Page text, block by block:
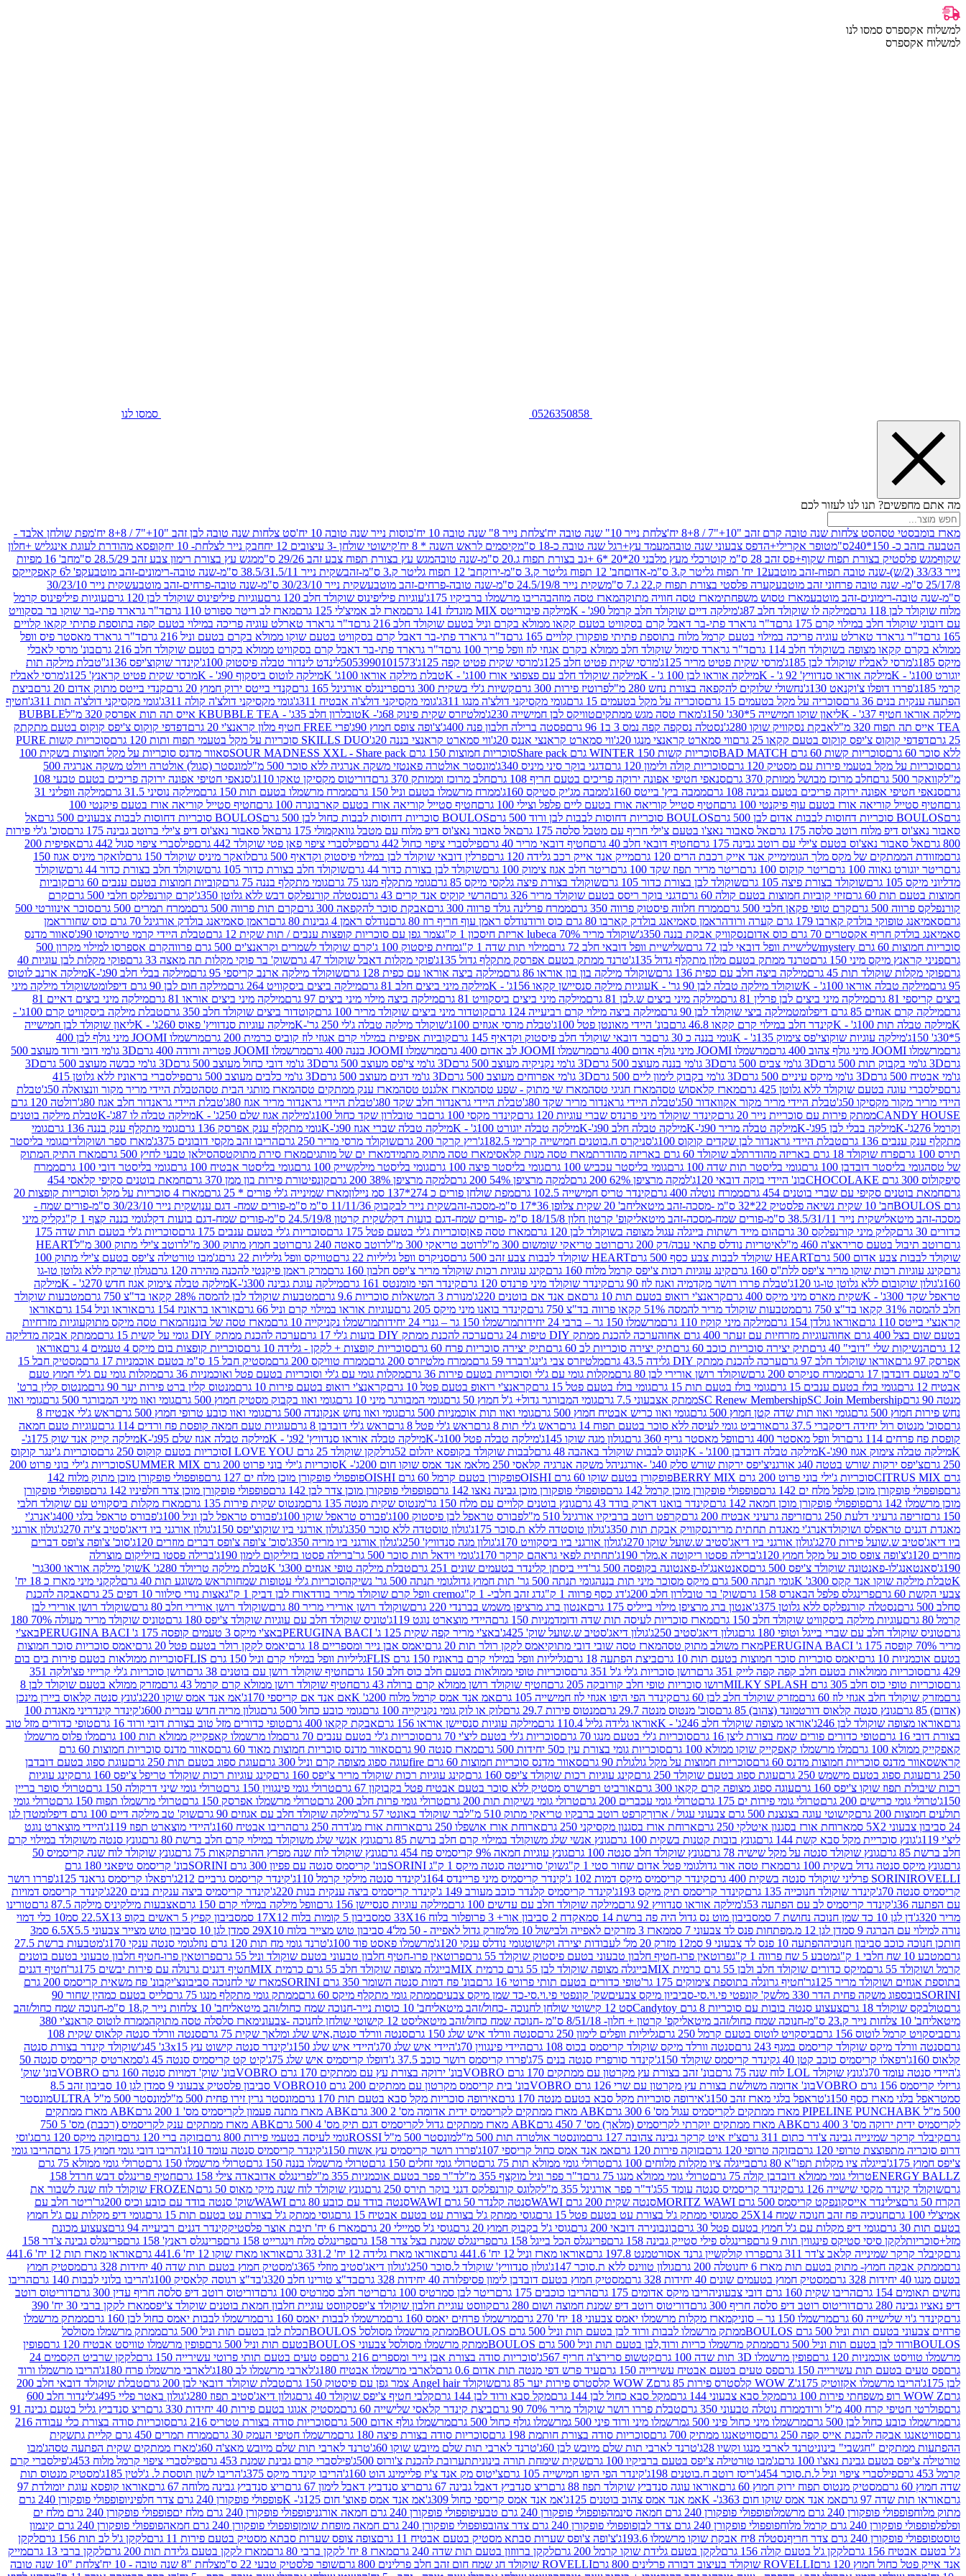
למשלוח אקספרס סמסו לנו
למשלוח אקספרס
0526350858 סמסו לנו
מה אתם מחפשים? תנו לנו לעזור לכם
מארז בומבסטי טסהסט צלחות שנה טובה קרם זהב "10+"7 / 8+8 יח' צלחת נייר 10" שנה טובה יח' צלחת נייר 8" שנה טובה 10 יח' כוסות נייר שנה טובה 10 יח' סט צלחות שנה טובה לבן זהב "10+"7 / 8+8 יח'
מפת שולחן אלבד -
הטבעה בזהב כ- 150*240ס"מ
טופר אקרילי+הדפס צבעוני שנה טובהמעמד עץ+רגל שנה טובה כ-18 ס"מ קיסמים לראש השנה * 8 יח' קישוטי שולחן -3 עיצובים 12 יח חבק נייר לצלחת- 10 יח
קופסא מהודרת לעוגת אינגליש +חלון
שקוףמגש פלסטיק בצורת תפוח שקוף+פס זהב 28 ס"מ קוטר כלי מעץ מלבני 20*20 *6 +גב בצורת תפוח ג.20 ס"מ-שנה טובה מגש עץ בצורת תפוח צבע זהב 29/26 ס"מ מגש עץ בצורת רימון צבע זהב 28.5/29 ס"מ
חב' 16 מפיות
נייר 33/33 (2/ש)-שנה טובה תפוח-זהב מוטבע
12 יח' תפוח גליטר ק.3 ס"מ-אדום חב' 12 תפוח גליטר ק.3 ס"מ-ירוק חב' 12 תפוח גליטר ק.3 ס"מ-זהב שקית נייר 38.5/31.5/11 ס"מ-שנה טובה-רימונים-זהב מוטבע
קפ' ל6 קאפקייקס
25/17/8 ס"מ- שנה טובה פרחוני זהב מוטבע
קערה פלסטי בצורת תפוח ק.22 ג.7 ס"מ שקית נייר 24.5/19/8 ס"מ-שנה טובה-פרחים-זהב מוטבע שקית נייר 30/23/10 ס"מ-שנה טובה-פרחים-זהב מוטבע
שקית נייר 30/23/10
ס"מ-שנה טובה-רימונים-זהב מוטבעמארז טסוש משפחתימארז טסה חוויה מתוקהמארז טסה מוזהבהריבו מרשמלו ברביקיו 175ג' עוגיות פיליפינוס שוקולד חלב 120 גרם עוגיות פיליפינוס שוקולד לבן 120 גרם
עוגיות פיליפינוס קרמל
מלוח שוקולד לבן 118 גרם
מילקה לו שוקולד חלב 87ג' מילקה דיים שוקולד חלב קרמל 90ג' - K מילקה פיבוריטס MIX מונדלז 141 גרם מארז לב אמיצ'לי 125 גרם מארז לב ריטר ספורט 110 גרם
ד"ר גרארד פתי-בר שוקו בר בסקוויט
עם דובוני שוקולד חלב במילוי קרם 175 גרם
ד"ר גרארד פתי-בר דאבל קרם בסקוויט בטעם קקאו ממולא בקרם וניל בטעם שוקולד חלב 216 גרם
ד"ר גרארד טארלט עוגיה פריכה במילוי בטעם קפה בתוספת פתיתי קקאו קלויים
165 גרם
ד"ר גרארד טארלט עוגיה פריכה במילוי בטעם קרמל מלוח בתוספת פתיתי פופקורן קלויים 165 גרם ד"ר גרארד פתי-בר דאבל קרם בסקוויט בטעם שוקו ממולא בקרם בטעם וניל 216 גרם
ד"ר גרארד מאסטר פיס וופל
ממולא בקרם קקאו מצופה בשוקולד חלב 114 גרם
ד"ר גרארד סימול שוקולד חלב ממולא בקרם אגוזי לוז וופל פריך 100 גרם ד"ר גרארד פתי-בר דאבל קרם בסקוויט ממולא בקרם בטעם שוקולד חלב 216 גרם
בונ' מרסי לאבלי
מיקס 185ג'
מרסי לאבליז שוקולד לבן 185ג' מרסי שקית פטיט מריר 125ג' מרסי שקית פטיט חלב 125ג' מרסי שקית פטיט קפה 125ג' 5053990101573לינדט לינדור טבלה פיסטוק 100ג' קינדר שוקוצ'יפס 136ג'
'טבלת מילקה תות
יוגורט 100ג' - K
מילקה אוראו סנדוויץ' 92 ג' - K מילקה אוראו לבן 100 ג' - K מילקה שוקולד חלב עם פצפוצי אורז 100ג' - K טבלת מילקה אוראו 100ג' K מילקה לוטוס ביסקוף 90ג' - K מרסי שקית פטיט קראנץ' 125ג'
מרסי לאבליז
קרמי 185ג'
פררו דופלו צ'וקנאט 130ג' נחשולי שלוקים להקפאה בצורת נחש 280 מ"ל פרוטיז פירות 300 גרם קשיות ג'לי בשקית 300 גרם פרינגלס אורגינל 165 גרם קנדי בייטס ירוק חמוץ 20 גרם קנדי בייטס מתוק אדום 20 גרם
ביצת
הפתעה ענקית בנים 36 גרם
סוכריה על מקל בטעמים 15 גרם סוכריה על מקל בטעמים 15 גרם גומי מקסיקני דולצ'ה מנגו 311ג' גומי מקסיקני דולצ'ה אבטיח 311ג' גומי מקסיקני דולצ'ה קולה 311ג' גומי מקסיקני דולצ'ה תות 311ג'
חטיף
מילקה אוראו חטיף 37ג' - K
ליאון שוקו חמישייה 5*30ג' 150ג' מארז טסה מגש ממתקיםטוויקס לבן חמישייה 230ג' מלטיזרס שקית פינוק 68ג'- K טובלרון חלב 35ג' - K BUBBLE TEA אייס תה תות אפרסק 320 מ"ל
BUBBLE
TEA אייס תה תפוח 320 מ"ל
אבקת נסקוויק שוקו 280ג' נסטלה נסקפה קפה נמס 3 ב1 96 גרם פסטה ברילה חלבון פנה 400ג' צ'ופה צופס חמוץ 90ג' פרי FREE חטיף מלון קראנצ'י 20 גרם
דפדפי קוקוס צ'יפס קוקוס בטעם מתקתק
25 גרם
דפדפי קוקוס צ'יפס קוקוס בטעם קקאו 25 גרם ווי סמארט קראנצי מנגו 20ג' ווי סמארט קראנצי אננס 20ג' ווי סמארט קראנצי בננה 20ג' SKILLS DUO סוכריות על מקל בטעמי תפוח ותות 120 גרם
סוכריות קשות PURE
ללא סוכר 60 גרם
סוכריות קשות 60 גרם BAD MATCH סוכריות קשות WINTER 150 גרם Share pack סוכריות חמוצות 150 גרם SOUR MADNESS XXL - Share pack
סאוור מדנס סוכריות על מקל חמוצות בשקית 100
גרםסוכריות על מקל בטעמי פירות עם מסטיק 120 גרם סוכריות קולה ולימון 120 גרם דגני בוקר סיני מיניס 340ג' מונסטר אולטרה פאנטזי משקה אנרגיה ללא סוכר 500 מ"ל
מונסטר (סגול) אולטרה ויולט משקה אנרגיה 500
מ"לקוואקר 500 גרם חלב מרוכז מבושל ממותק 370 גרם סנאפי חטיפי אפונה ירוקה פריכים בטעם חריף 108 גרם חלב מרוכז וממותק 370 גרם דוריטוס מקסיקן טאקו 110ג'
סנאפי חטיפי אפונה ירוקה פריכים בטעם טבעי 108
גרםסנאפי חטיפי אפונה ירוקה פריכים בטעם גבינה 108 גרם ממבה ביץ' בייטס 160ג' ממבה מג'יק סטיקס 160ג' ממרח מרשמלו בטעם וניל 150 גרם ממרח מרשמלו בטעם תות 150 גרם מילקה נוסיני 31.5 גרם
מילקה וופליני 31
גרםחטיף סטייל קוריאה אורז בטעם עוף פיקנטי 100 גרם חטיף סטייל קוריאה אורז בטעם ליים פלפל וצילי 100 גרם חטיף סטייל קוריאה אורז בטעם קארבונרה 100 גרם
חטיף סטייל קוריאה אורז בטעם פיקנטי 100
גרםBOULOS סוכריות דחוסות לבבות אדום לבן 500 גרם BOULOS סוכריות דחוסות לבבות לבן ורוד 500 גרם BOULOS סוכריות דחוסות לבבות כחול לבן 500 גרם BOULOS סוכריות דחוסות לבבות צבעונים 500 גרם
אל
סאבור נאצ'וס דיפ מלוח רוטב סלסה 175 גרם
אל סאבור נאצ'ו בטעם צ'ילי חריף עם מטבל סלסה 175 גרם אל סאבור נאצ'וס דיפ מלוח עם מטבל גוואקמולי 175 גרם אל סאבור נאצ'וס דיפ צ'ילי ברוטב גבינה 175 גרם
סוכ' ג'לי פירות
800 גרם
אל סאבור נאצ'וס בטעם צ'ילי עם רוטב גבינה 175 גרם חטיף דובאי חלב 40 גרם חטיף דובאי מריר 40 גרם פילסברי ציפוי כחול 442 גרם פילסברי ציפוי פאן פטי שוקולד 442 גרם פילסברי ציפוי סגול 442 גרם
אפיפית 200
גרםמזוודת הממתקים של מקס מלך הגומימייק אנד אייק רכבת הרים 120 גרם מייק אנד אייק רכב גלידה 120 גרם פרלין דובאי שוקולד לבן במילוי פיסטוק וקדאיף 500 גרם לואקר מיניס שוקולד 150 גרם
לואקר מיניס אגוז 150
גרםריטר יוגורט גאווה 100 גרם ריטר קוקוס 100 גרם ריטר מריר תפוז שקד 100 גרם ריטר חלב אגוז צימוק 100 גרם שוקולד לבן בצורת כדור 44 גרם שוקולד חלב בצורת כדור 105 גרם שוקולד חלב בצורת כדור 44 גרם
שוקולד
מדליוני מיקס 105 גרם
שוקולד בצורת פיצה 105 גרם שוקולד לבן בצורת כדור 105 גרם שוקולד בצורת פיצה גלקסי מיקס 85 גרם גומי מתקלף מנגו 75 גרם גומי מתקלף בננה 75 גרם קוביות חמוצות בטעם ענבים 60 גרם
קוביות
חמוצות בטעם תות 60 גרם
זיזי קוביות חמוצות בטעם קולה 60 גרם דגני בוקר ריסס בטעם שוקולד מריר 326 גרם הרשי קוקיס אנד קרים 43 גרם נסטלה קורנפלקס דבש ללא גלוטן 350ג' קרם קורנפלקס חלבי 500 גרם
קרם
קורנפלקס פרווה 500 גרם
קרם טופי פקאן חלבי 500 גרם ממרח חלווה פיסטוק פרווה 350 גרם ממרח פרלינה גולד פרווה 300 גרם אבקת סוכר להקפאה 300 גרם קרם תות פרווה 500 גרם ממרח תמרים 500 גרם
סוכר אינוורטי 500
גרםסאמיאנג טופוקי בולדק קארבו 179 גרם קערה ורודה ראמן סאמיאנג בולדק קארבו 80 גרם כוס ורוד נודלס ראמן עוף חריף רוז 80 גרם נודלס ראמן 4 גבינות 80 גרם ראמן סאמיאנג בולדק אורגינל 70 גרם כוס שחור
ראמן
סאמיאנג בולדק חריף אקסטרים 70 גרם כוס אדום
נסקוויק אבקת בננה 350ג' שוקולד מריר 70% lubeca אריזת חיסכון 1 ק"ג צמר גפן עם סוכריות קופצות ענבים / תות שקית 12 גרם טבלת היידי קרמי טירמיסו 90ג'
סאוור מדנס
סוכריות חמוצות 60 גרם mystery
שלישיית וופל דובאי לבן 72 גרם שלישיית וופל דובאי חלב 72 גרם מילוי תות שדה 1 ק"ג מחית פיסטוק 100 ג' קרם שוקולד לשמרים וקראנצ'ים 500 גרם פרווה
קרם אספרסו למילוי מקרון 500
גרםפניני קראנץ מיקס מיני 150 גרם טרנד ממתק בטעם מלון מתקלף גדול 135ג' טרנד ממתק בטעם אפרסק מתקלף גדול 135ג' פוקי מקלות דאבל שוקולד 47 גרם שוק' בר פוקי מקלות תה מאצה 33 גרם
פוקי מקלות לבן עוגיות 40
גרםפוקי מקלות שוקולד תות 45 גרם מילקה ביצה חלב עם כפית 136 גרם שוקולד מילקה בון בון אוראו 86 גרם מילקה ביצה אוראו עם כפית 128 גרם שוקולד מילקה ארנב קריספי 95 גרם מילקה בבלי חלב 90ג'-K
מילקה ארנב לוטוס
95 גרם
מילקה טבלה אוראו 100ג' - K שוקולד מילקה טבלה לבן 90 גר' - K עוגיות מילקה סנסיישן קקאו 156ג' - K מילקה מיני ביצים חלב 81 גרם מילקה ביצים ביסקוויט 264 גרם מילקה חום לבן 90 גרם דיפלומט
שוקולד מילקה מיני
ביצים קריספי 81 גרם
מילקה מיני ביצים לבן פרלין 81 גרם מילקה מיני ביצים ש.לבן 81 גרם מילקה מיני ביצים ביסקוויט 81 גרם מילקה ביצה מילוי מיני ביצים 97 גרם מילקה מיני ביצים אוראו 81 גרם
מילקה מיני ביצים דאיים 81
גרםמילקה קרם אגוזים 85 גרם דיפלומט מילקה ביצי שוקולד לבן 90 גרם מילקה ביצה מילוי קרם רביעייה 124 גרם קוטדור מיני ביצים שוקולד מריר 100 גרם קוטדור ביצים שוקולד חלב 350 גרם
טבלת מילקה ביסקוויט קרם 100ג' -
Kמילקה טבלה תות 100ג' - K קינדר חלב במילוי קרם קקאו 46.8 גרם בונ' היידי מאונטן פטל 100ג' טבלת מרסי אגוזים 100ג' שוקולד מילקה טבלה ג'לי 250 גר'-K מילקה עוגיות סנדוויץ' פאוס 260ג' - K
ליאון שוקולד לבן חמישייה
5*30ג' 150ג'
מילקה עוגיות שוקוצי'פס צימוק 135ג' - K גומי בננה כ 30 גרם בר דובאי שוקולד חלב פיסטוק וקדאיף 145 גרם קוביות אפיפית במילוי קרם אגוזי לוז קוביס כרמית 200 גרם
מרשמלו JOOMI מיני גולף לבן 400
גרםמרשמלו JOOMI מיני גולף צהוב 400 גרם מרשמלו JOOMI מיני גולף אדום 400 גרם מרשמלו JOOMI לב אדום 400 גרם מרשמלו JOOMI בננה 400 גרם מרשמלו JOOMI פטריה ורודה 400 גרם
3D גו'מי דובי ורוד מעוצב 500
גרם3D גו'מי בקבוק תות 500 גרם 3D גו'מי צבים 500 גרם 3D גו'מי בננה מעוצב 500 גרם 3D גו'מי נקניקיה מעוצב 500 גרם 3D גו'מי צי'פס מעוצב 500 גרם 3D גו'מי דובי כחול מעוצב 500 גרם 3D גו'מי כבשה מעוצב 500 גרם
3D
גו'מי אבטיח 500 גרם
3D גו'מי מיקס עיניים 500 גרם 3D גו'מי בקבוק לימון ליים 500 גרם 3D גו'מי אפרוחים מעוצב 500 גרם 3D גו'מי דגים מעוצב 500 גרם 3D גו'מי כלבים מעוצב 500 גרם
פילסברי בראוניז ללא גלוטן 415
גרםפילסברי עוגה בטעם שוקולד ללא גלוטן 425 גרם מארז קלאסוש טסהמארז חגיגי טסהמארז שי מתוק - שפע טסהמארז אלגנט טסהמארז ענק ממתקים טסהמארז מותגי הבית טסהטבלת היידי מריר מקור וונצואלה 50ג'
טבלת
היידי מריר מקור מקסיקו 50ג'
טבלת היידי מריר מקור אקוואדור 50ג' טבלת היידי גראנדור מריר שקד 80ג' טבלת היידי גראנדור חלב שקד 80ג' טבלת היידי גראנדור מריר אגוז 80ג' טבלת היידי גראנדור חלב אגוז 80ג'
רולטה 120 גרם
CANDY HOUSEממתק פירות עם סוכריית נייר 20 גרם קינדר שוקולד מיני פרנדס שברי עוגיות 120 גרם קינדר מקסי 100 גרם בר טובלרון שקד כחול 100ג' מילקה אגוז שלם 250ג' - K מילקה טבלה לו 87ג'-K
טבלת מילקה בוטנים
וקרמל 276ג'-K
מילקה בבלי לבן 95ג'-K מילקה טבלה מריר 90ג'-K מילקה טבלה חלב 90ג'-K מילקה טבלה יוגורט 100ג' - K מילקה טבלה שברי אגוז 90ג'-K גומי מתקלף ענק אפרסק 136 גרם גומי מתקלף ענק בננה 136 גרם
גומי
מתקלף ענק ענבים 136 גרם
טבלת היידי גראנדור לבן שקדים קוקוס 100ג' סניקרס ח.בוטנים חמישייה קרימי 182.5ג' ריץ קרקר 200 גרם שוקולד מרסי מריר 250 גרם הריבו זהב מקסי דובונים 375ג' מארז ספר ושוקולדיםגומי בליסטר
תירס 100 גרם
פרח שוקולד 18 גרם באריזה מהודרת לב שוקולד 60 גרם באריזה מהודרת מארז טסה מנות קלאסימארז טסה מתוק מתמידמארז ים של מותגיםמארז סירת מתוקטסהסילאן טבעי לחיץ 500 גרם
מארז התיק המתוק
של טסהגומי בליסטר דובדבן 100 גרם גומי בליסטר תות שדה 100 גרם גומי בליסטר עכביש 100 גרם גומי בליסטר פיצה 100 גרם גומי בליסטר מילקשייק 100 גרם גומי בליסטר אבטיח 100 גרם גומי בליסטר דובי 100 גרם
ממרח
סיפקולוס 300 גרם CHOCOLAKE
בונ' היידי בוקה דובאי 120ג' למקה מרציפן 62% 200 גרם למקה מרציפן 54% 200 גרם למקה מרציפן 38% 200 גרם קונפיטורת פירות בון ממן 370 גרם
חמאת בוטנים סקיפי קלאסי 454
גרםחמאת בוטנים סקיפי עם שברי בוטנים 454 גרם ממרח נוטלה 400 גרם קינדר טריס חמישייה 102.5 גרם מפת שולחן פורים כ 274*137 סמ ניילון מארז שמינייה ג'לי פורים * 25 גרם
מארז 4 סוכריות על מקל וסוכריות קופצות 20
גרם BOULOS
חב' 10 שקית נשיאה פלסטיק 22*32 ס"מ -מסכה-זהב מיטאלי חב' 20 שקית צלופן 36*17 ס"מ-מסכה-זהב שקית נייר לבקבוק 11/11/36 ס"מ ס"מ-פורים שמח- דגם ענן
שקית נייר 30/23/10 ס"מ-פורים שמח -
מסכה-זהב מיטאלישקית נייר 38.5/31/11 ס"מ-פורים שמח-מסכה-זהב מיטאלי קופ' קרטון חלון 18/15/8 ס"מ -פורים שמח-דגם בועות דקל שקית קרטון 24.5/19/8 ס"מ-פורים שמח-דגם בועות דקל גומי בננה קצף 1 ק"ג
קליק מיני
כדורים 30 גרם
קליק מיני קורנפלקס 30 גרם הום מייד רשתות בייגלה עגול מצופה בשוקולד לבן 120 גרם מארז טסה פאןסוכריות ג'לי בטעם פטל 175 גרם סוכריות ג'לי בטעם ענבים 175 גרם
סוכריות ג'לי בטעם תות שדה 175
גרםרוטב תיבול בטעם סריראצ'ה 460 מ"ל איטריות נודלס פתאי עבה/דק 200 גרם רוטב טריאקי שומשום 300 מ"ל רוטב טריאקי 300 מ"ל רוטב סאטה 240 גרם רוטב חמוץ מתוק 300 מ"ל רוטב צ'ילי מתוק 300 מ"ל
HEART
שוקולד לבבות צבע אדום 500 גרם
HEART שוקולד לבבות צבע כסף 500 גרם HEART שוקולד לבבות צבע זהב 500 גרם סניקרס וופל גליליות 22 גרם טוויקס וופל גליליות 22 גרם
ג'מבו טורטילה צ'יפס בטעם צ'ילי מתוק 100
גרםקינג עוגיות רכות שוקו מריר צ'יפס ללת''ס 160 גרם קינג עוגיות רכות צ'יפס קרמל מלוח 160 גרם קינג עוגיות רכות שוקולד מריר צ'יפס חלבון 160 גרם מרק ראמן פיקנטי להכנה מהירה 120 גרם
גולון שרקיז ללא גלוטן טו-גו
160ג' גולון שוקובום ללא גלוטן טו-גו 120ג' טבלת פררו רושר מקדמיה ואגוז לוז 90 גרם קינדר שוקולד מיני פרנדס 120 גרם קינדר הפי מומנטס 161 גרם מילקה עוגת גבינה 300ג'-K מילקה טבלה צימוק אגוז חדש 270ג' - K
מילקה
טראפל שקד 300ג' - K
שקית מארס מיני מיקס 400 גרם קראנצ'י רואופ בטעם תות 10 גרם אם אנד אם בוטנים 220ג' מנורת 3 המשאלות סוכריות 9.6 גרם מטבעות שוקולד לבן להמסה 28% קקאו בד"צ 750 גרם
מטבעות שוקולד
חלב להמסה 31% קקאו בד"צ 750 גרם
מטבעות שוקולד מריר להמסה 51% קקאו פרווה בד"צ 750 גרם קינדר בואנו מיני מיקס 205 גרם עוגיות אוראו במילוי קרם וניל 66 גרם אוראו בראוניז 154 גרם אוראו וניל 154 גרם
אוראו
קראנצ'י בייטס 110 גרם
אוראו גולדן 154 גרם מילקה מיני קוקיז 110 גרם מרשמלו 150 גר – ברבי 24 יחידות מרשמלו 150 גר – גנרי 24 יחידות מרשמלו נקניקייה 10 גרם מארז טסה של בוננזהמארז טסה מיקס מתוקעוגיות מזרחיות
בטעם שום בצל 400 גרם אחוה
עוגיות מזרחיות עם זעתר 400 גרם אחוה ערכה להכנת ממתק DIY טיפות 24 גרם ערכה להכנת ממתק DIY בועות ג'לי 17 גרם ערכה להכנת ממתק DIY גומי על קשית 15 גרם
ממתק אבקה מדליקה
12 גרם
הנשיקות שלי "דובי" 40 גרם תיק יצירה סוכריות כוכב 60 גרם תיק יצירה סוכריות לב 60 גרם תיק יצירה סוכריות פרח 60 גרם סוכריות קופצות + לקקן - גלידה 10 גרם סוכריות קופצות בום מיקס 4 טעמים 4 גרם
אוראו
אפרסק 97 גרם
אוראו שוקולד חלב 97 גרם ערכה להכנת ממתק DIY גלידה 43.5 גרם מלטיזרס צבי ג'ינג'רברד 59 גרם ממרח מלטיזרס 200 גרם ממרח טוויקס 200 גרם מסטיק חבל 15 ס"מ בטעם אוכמניות 17 גרם
מסטיק חבל 15
ס"מ בטעם דובדבן 17 גרם
ממרח סניקרס 200 גרם שוקולד רושן אורירי לבן 80 גרם מקלות גומי עם ג'לי וסוכריות בטעם פירות 36 גרם מקלות גומי עם ג'לי וסוכריות בטעם פטל ואוכמניות 36 גרם
מקלות גומי עם ג'לי חמוץ טעם
אבטיח 12 גרם
גומי בולז בטעם ענבים 15 גרם גומי בולז בטעם תות 15 גרם גומי בולז בטעם פטל 15 גרם קראנצ'י רואופ בטעם פטל 10 גרם קראנצ'י רואופ בטעם פירות 10 גרם מנטוס קלין ברט פירות יער 90 גרם
מנטוס קלין ברט'
מנטה 90 גרם
SC Renew MembershipSC Join Membership ממתק אצבעוני 7.5 גרם גומי המבורגר גדול+ ג'ל חמוץ 50 גרם גומי המבורגר מיני 10 גרם גומי ואוו בקבוק מסטיק חמוץ 500 גרם גומי ואוו מיני המבורגר 500 גרם
גומי ואוו
נחש פירות חמוץ 500 גרם
גומי ואוו תות שדה קטן חמוץ 500 גרם גומי ואוו כריש אבטיח חמוץ 500 גרם גומי ואוו תות אוכמניות 500 גרם גומי ואוו נחש אנקונדה 500 גרם גומי ואוו כובע טרופי חמוץ 500 גרם
ראש ג'לי אבטיח 8
גרםסוכ' מנטוס רול יחידה דיסקברי 37.5 גרם אורביט גומי לעיסה ללא סוכר בטעם תפוח 14 גרם ראש ג'לי תות 8 גרם ראש ג'לי פטל 8 גרם ראש ג'לי דובדבן 8 גרם עוגיות טעם חמאה קופסת פח ורדים 114 גרם
עוגיות טעם חמאה
קופסת פח פרחים 114 גרם
רול וופל מאסטר 400 גרם וופל מאסטר גריף 360 גרם גולון מגה שוקו 145ג' מילקה טבלה פטל 100ג'-K מילקה טבלה אוראו סנדוויץ' 92ג' - K מילקה טבלה אגוז שלם 95ג'-K
מילקה קייק אנד שוק 175ג'-
Kמילקה טבלה צימוק אגוז 90ג'-K מילקה טבלה דובדבן 100ג' - K קונוס לבבות שוקולד באהבה 48 גרם לבבות שוקולד בקופסא יהלום 52גר לקקן שוקולד 25 גרם I LOVE YOU סוכריות בטעם קוקוס 250 גרם
סוכריות ג'ינגר קוקוס
250 גרם
צ'יפס ירקות שורש בטטה 40ג אורגני צ'יפס ירקות שורש סלק 40ג' -אורגני הל משקה אנרגיה קלאסי 250 מל אמ אנד אמס שוקו חום 200ג'- K סוכריות ג'ילי בוני פרוט 200 גרם SUMMER MIX
סוכריות ג'ילי בוני פרוט 200
גרם CITRUS MIX
סוכריות ג'ילי בוני פרוט 200 גרם BERRY MIX פופקורן בטעם שוקו 60 גרם OISHI פופקורן בטעם קרמל 60 גרם OISHI פופפולי פופקורן מוכן מלח ים 127 גרם
פופפולי פופקורן מוכן מתוק מלוח 142
גרםפופפולי פופקורן מוכן פלפל מלח ים 142 גרם פופפולי פופקורן מוכן קרמל 142 גרם פופפולי פופקורן מוכן גבינה נאצו 142 גרם פופפולי פופקורן מוכן צדר לבן 142 גרם פופפולי פופקורן מוכן צדר חלפיניו 142 גרם
פופפולי פופקורן
מוכן מרשמלו 142 גרם
פופפולי פופקורן מוכן חמאה 142 גרם קינדר בואנו דארק בודד 43 גרם גונץ בוטנים קלויים עם מלח 150 גר' מנטוס שקית מנטה 135 גרם מנטוס שקית פירות 135 גרם
מארז מקלות ביסקוויט עם שוקולד חלבי
150 גרם
זריפה גרעיני דלעת 250 גרם זריפה גרעיני אבטיח 200 גרם קרפט רוטב ברביקיו אורגינל 510 מ"ל פבורס טראפל לבן פיסטוק 100ג' פבורס טראפל שוקו 100ג' פבורס טראפל לבן וניל 100ג' פבורס טראפל בלגי 400ג'
אנרג'י
מאגדת דגנים טראפלס ושוקולדאנרג'י מאגדת תחתית מרירנסקוויק אבקת תות 350ג' גולון טוסטדה ללא ת.סוכר 175ג' גולון טוסטדה ללא סוכר 350ג' גולון אורגני ביו שוקוצ'יפס 150ג' גולון אורגני ביו דיאג'סטיב צ'יה 270ג'
גולון אורגני
ביו דיאג'סטיב ש.שועל פירות 270ג'
גולון אורגני ביו דיאג'סטיב ש.שועל שוקו 270ג' גולון אורגני ביו ביסקוויט 170ג' גולון מגה סנדוויץ' 250ג' גולון אורגני ביו מריה 350ג' סוכ' צ'ופה צ'ופס דברים מוזרים 120ג'
סוכ' צ'ופה צ'ופס דברים
מוזרים 120ג'
צ'ופה צופס סוכ על מקל חמוץ 120ג' ברילה פסטו ריקוטה א.מלך 190ג' תחתית לפאי גראהם קרקר 170ג' גומי וידאל תות סוכר 500 גר' ברילה פסטו בזיליקום לימון 190ג'
ברילה פסטו בזיליקום מוצרלה
190ג' סאנטאנג'לו-פאנטונה שוקולד צ'יפס 500 גרם סאנטאנג'לו-פאנטונה בקופסה 500 גר' דיי ביסתן קלינדר בטעמים שונים 251 גרם טבלת מילקה טופי אגוזים 300ג' K טבלת מילקה טריולד 280ג' K
שוק' מילקה אוראו 300גר'
Kטבלת מילקה שוקו אנד קקס 300ג' K גומי תנתה 500 גרם מיקס מסוכר מיני תות בננה גומי תנתה 500 גר' תות חמוץ גדול גומי תנתה 500 גר' נשיקה סוכריות ג'לי עטופות שמחותראש משוגע תות 40 גרם
לקקני מיני מארז כ 18 יח'
צבעי הקשת 60 גרם
פרינגלס פלפל הבאנרס 158 גרם שוק' בר טובלרון חלב 200ג' דג כסף פרווה 1 ק"ג דג זהב חלבי- 1 ק"ג cremo וופל קרם שוקולד מריר בודד אורז לבן דביק 1 ק"ג אצות נורי סילוור 10 דפים 25 גרם
אבקה להכנת
סחלב 500 גרם
נסטלה קורנפלקס ללא גלוטן 375ג' אנטון ברג מרציפן מילוי בייליס 175 גרם אנטון ברג מרציפן משמש בברנדי 220 גרם שוקולד רושן אורירי מריר 80 גרם שוקולד רושן אורירי חלב 80 גרם
שוקולד רושן אורירי לבן
קרמל 80 גרם
עוגיות מילקה ביסקוויט שוקולד חלב 150 גרם מארז סוכריות לעיסה תות שדה ודומדמניות 150 גרם היידי מוצארט נוגט 119ג' טוניס שוקולד חלב עם עוגיות שוקולד צ'יפס 180 גרם
טוניס שוקולד מריר מעולה 70% 180
גרםטוניס שוקולד חלב עם שברי בייגל וטופי 180 גרם גולון דיאג'סטיב 250ג' גולון דיאג'סטיב ש.שועל שוק' 425ג' באצ'י מריר קפה שקית 125 ג' PERUGINA BACI באצ'י מיקס 3 טעמים קופסה 175 ג' PERUGINA BACI
באצ'י
מריר 70% קופסה 175 ג' PERUGINA BACI
מארז משולב מתוק טסהמארז טסה שובי דובי מתוקיאמס לקקן רולר תות 20 גרם יאמס אבן נייר ומספריים 18 גרם יאמס לקקן רולר בטעם פטל 20 גרם
יאמס סוכריות סוכר חמוצות
בטעם אוכמניות 10 גרם
יאמס סוכריות סוכר חמוצות בטעם תות 10 גרם ביצת הפתעה 18 גרם גליליות וופל במילוי קרם בראוניז 150 גרם FLIS גליליות וופל במילוי קרם וניל 150 גרם FLIS
סוכריות ממולאות בטעם פירות בים בום
429 גרם
סוכריות ממולאות בטעם חלב קפה קפה לייק 351 גרם רושן סוכריות ג'לי ג'ל 351 גרם סוכריות טופי ממולאות בטעם חלב כוס חלב 150 גרם חטיף שוקולד רושן עם בוטנים 38 גרם
רושן סוכריות ג'לי קרייזי פצ'ולקה 351
גרםסוכריות טופי כוס חלב 305 גרם MILKY SPLASH רושו סוכריות טופי חלב קורובקה 205 גרם חטיף שוקולד רושן ממולא קרם ברולה 43 גרם חטיף שוקולד רושן ממולא קרם קרמל 43 גרם
מזרק ממולא בטעם שוקולד לבן 8
גרםמזרק שוקולד חלב אגוזי לוז 60 גרם מזרק שוקולד חלב לבן 60 גרם קינדר הפי היפו אגוזי לוז חמישייה 105 גרם אמ אנד אמס קרמל מלוח 200ג' K אם אנד אם קריספי 170ג' אמ אנד אמס שוקו 220ג'
גונץ סנטה קלאוס ביירן מינכן
(אדום) 85 גרם
גונץ סנטה קלאוס דורטמונד (צהוב) 85 גרם סוכ' מנטוס מנטה 29.7 גרם מנטוס פירות 29.7 גרם לוק או לוק גומי נקניקייה 100 גרם גומי כובע כחול 500 גרם גולון מריה חדש עברית 600ג'
קינדר קינדריני מאגדת 100
גרםאוראו מצופה שוקולד לבן 246ג' אוראו מצופה שוקולד חלב 246ג' - K אוראו גלידה גליל 110.4 גרם מילקה עוגיות סנסיישן אוראו 156 גרם אבקת קקאו 400 גרם טופי כדורים מזל טוב בצורת דובי ורוד 16 גרם
טופי כדורים מזל טוב
בצורת דובי 16 גרם
טופי כדורים פורים שמח בצורת ליצן 16 גרם סוכריות ג'לי בטעם מנגו 70 גרם סוכריות ג'לי בטעם ליצ'י 70 גרם סוכריות ג'לי בטעם ענבים 70 גרם מלו מרשמלו קאפקייק ממולא תות 100 גרם
מלו פלוס מרשמלו
קאפקייק ממולא 100 גרם
מלו מרשמלו קאפקייק שוקו ממולא 100 גרם סוכריות גומי בצורת עין כ50 יחידות 500 גרם מארז סנטה 90 גרם סאוור מדנס סוכריות חמוצות מאוד 60 גרם
סאוור מדנס סוכריות חמוצות 60 גרם
קראשסאוור מדנס סוכריות חמוצות מדנס 60 גרם סוכריות חמוצות על מקל גולגולת 90 גרם סאוור מדנס סוכריות חמוצות 60 גרם fire עוגה ספוג מצופה קרם וניל 300 גרם עוגת ספוג בטעם תות 250 גרם
עוגת ספוג בטעם דובדבן
250 גרם
עוגת ספוג בטעם מישמש 250 גרם עוגת ספוג בטעם שוקולד 250 גרם קינג עוגיות רכות שוקולד צ'יפס 160 גרם קינג עוגיות רכות שוקולד מריר צ'יפס 160 גרם קינג עוגיות רכות שוקולד טריפל צ'יפס 160 גרם
קינג עוגיות
רכות שיבולת תפוז שוקו צ'יפס 160 גרם
עוגה ספוג מצופה קרם קקאו 300 גרם אורביט רפרשרס מסטיק ללא סוכר בטעם אבטיח פטל בקבוקון 67 גרם טרולי גומי פינגווין 150 גרם טרולי גומי שיני דרקולה 150 גרם
טרולי סופר בריין
150ג' טרולי גומי כרישים 200 גרם טרולי גומי פירות ים 175 גרם טרולי גומי עכברים 200 גרם טרולי גומי נשיקות תות 200 גרם טרולי גומי פרות חלב 200 גרם טרולי מרשמלו אפרסק 150 גרם טרולי מרשמלו תפוח 150 גרם
טרולי גומי
תולעים חמוצות 200 גרם
קישוטי עוגה בצנצנת 500 גרם צבעוני עגול / ארוך קרפט רוטב ברבקיו טריאקי מתוק 510 מ"ל בר שוקולד באונטי 57 גר' מילקה שוקולד חלב עם אגוזים 90 גרם שוק' טב מילקה דיים 100 גרם דיפלומט
דן לגן
24 סביבון צבעוני 5X2 סמ
ארוחת אורז בסגנון איטלקי 250 גרם ארוחת אורז בסגנון מקסיקני 250 גרם ארוחת אורז אושפלו 250 גרם ארוחת אורז מג'דרה 250 גרם הריבו אבטיח 160ג' היידי מוצארט תפוז 119ג'
היידי מוצארט נוגט
ליצ'י 119ג'
גונץ סוכריית מקל סבא קשת 144 גרם גונץ בובות קטנות בשקית 100 גרם גונץ אנשי שלג משוקולד במילוי קרם חלב ברשת 85 גרם גונץ אנשי שלג משוקולד במילוי קרם חלב ברשת 80 גרם
גונץ סנטה משוקולד במילוי קרם
חלב ברשת 85 גרם
גונץ שוקולד סנטה על מקל שישיה 78 גרם גונץ שוקולד חלב סנטה 100 גרם גונץ עוגיות חמאה 9% קריסמיס פח 454 גרם גונץ שוקולד לוח שנה מפרץ ההרפתקאות 75 גרם
גונץ שוקולד לוח שנה קריסמיס 50
גרםגונץ מיקס סנטה גדול בשקית 100 גרם מארז טסה אור גדולגומי פטל אדום שחור סטי 1 ק"ג שוק' סורינטה סנטה מיקס 1 ק"ג SORINI בונ' קריסמס סנטה עם פפיון 300 גרם SORINI
בונ' קריסמס טיפאני 180 גרם
SORINIROVELLI פרליני שוקולד סנטה בשקית 400 גרם קינדר קריסמיס מיקס דמות 102 ג' קינדר קריסמיס מיני פריינדס 164ג' קינדר סנטה מילקי קרמל 110ג' קינדר קריסמס גרביים 212ג' רפאלו קריסמס גראנד 125ג'
פררו רושר
קריסמיס סנטה 70ג'
קינדר שוקולד חנוכייה 135 גרם קינדר קריסמס תיק מיקס 193ג' קינדר קריסמיס קלנדר כוכב מעורב 149 ג' קינדר קריסמיס ביצה ענקית בנות 220ג' קינדר קריסמיס ביצה ענקית בנים 220ג'
קינדר קריסמס דמויות
עם הפתעה 36ג'
קינדר קריסמיס לב עם הפתעה 53ג' מילקה אוראו סנדוויץ 92 גרם מילקה שוקולד חלב עם עדשים 100 גרם מילקה עוגיות סנסיישן 156 גרם וופל מילקה במילוי קרם 150 גרם אצבעות מילקיניס מילקה 87.5 גרם
טורינו
מריר 320ג'
דן לגן 10 כד שמן חנוכה נחושת 7 סמ סביבון מוט נס גדול היה פה ברשת 14 סמ אקדח 2 סביבון אור+ 3 פרופלור בלוח 33X16 סמ סביבון 5 קומות בלוח 17X12 סמ סביבון קפיץ 5 ראשים בקופ 22.5X13 סמ
10 כלי דמוי
נורה למילוי עם הברגה 9 סמ
דן לגן 12 מ.מפתחות פנס לד צבעוני 7 סמ מארז 3 מזרקים לאפייה ולבישול 10 מל' מזרק גדול לאפייה - 50 מל' 4 סביבון טוש מצייר בלוח 29X10 סמ דן לגן 10 סביבון טוש מצייר צבעוני 6.5X5.5 סמ
3
חותכן חנוכה כוכב סביבון חנוכיההפתעה 10 פנס לד צבעוני 9 סמ 12 מזרק 20 מל' לעבודות יצירה וקישוט גומי נודלס ענקי 120ג' מרשמלו פאסט פוד 100ג' טרנד גומי מח תות 120 גרם נוזל גומי סנטה ענקי 170ג'
מטבעות ברשת 27.5
גרםמטבע 10 שח חלבי 1 ק"ג מטבע 5 שח פרווה 1 ק"ג פרוטאין פרו-חטיף חלבון טבעוני בטעם פיסטוק שוקולד 55 גרם פרוטאין פרו-חטיף חלבון טבעוני בטעם שוקולד וניל 55 גרם
פרוטאין פרו-חטיף חלבון טבעוני בטעם בוטנים
קרמל ושוקולד 55 גרם
מיקס כדורים שוקולד חלב ולבן 55 גרם כרמית MIX בייגלה מצופה שוקולד לבן 55 גרם כרמית MIX בייגלה מצופה שוקולד חלב 55 גרם כרמית MIX חטיף דגנים גרנולה עם פירות יבשים 175גר'
חטיף דגנים
בתוספת אגוזים ושוקולד מריר 125גר'
חטיף גרונלה בתוספת צימוקים 175 גר' טופי כדורים בטעם תותי פרוטי 16 גרם בונ' פח דמות סנטה השומר 350 גרם SORINI מארז שי לחנוכה סביבונצ'יק
בונ' פח משאית קריסמס 200 גרם
SORINIבובספוג משקה פחית הדר 330 מל שק' קונפטי פי.וי.סי-סביביון מיקס צבעיםשק' קונפטי פי.וי.סי-כד שמן מיקס צבעיםממתק גומי מתקלף מיקס 60 גרם ממתק גומי מתקלף מנגו 75 גרם
לייס בטעם כמהין שחור 90
גרםטולבקס שוקולד 18 גרם צעצוע סנטה בובות עם סוכריות 8 גרם Candytoy סט 12 קישוטי שולחן לחנוכה -כחול/זהב מיטאלי חב' 10 כוסות נייר-חנוכה שמח כחול/זהב מיטאלי
חב' 10 צלחות נייר ק.18 ס"מ-חנוכה שמח כחול/זהב
מיטאליחב' 10 צלחות נייר ק.23 ס"מ-חנוכה שמח כחול/זהב מיטאלי קפ' קרטון + חלון- 8/51/18 ס"מ -חנוכה שמח כחול/זהב מיטאלי סט 12 קישוטי שולחן לחנוכה -צבעוני מארז סלסלה טסה מתוקה
ממרח לוטוס קראנצ'י 380
גרםביסקויט קרמל לוטוס 156 גרם ביסקויט לוטוס בטעם קרמל 250 גרם גליליות וופלים לימון 250 גרם סנטה וורלד איש שלג 150 גרם סנטה וורלד סנטה,איש שלג ומלאך שקית 75 גרם
סנטה וורלד סנטה קלאוס שקית 108
גרםסנטה וורלד מיקס שוקולד קריסמס במגף 243 גרם סנטה וורלד מיקס שוקולד קריסמס בכוס 108 גרם היידי פינגווין 70ג' היידי איש שלג 70ג' היידי איש שלג 150ג' קינדר סנטה קישוט עץ 3x15ג' 45ג'
שוקולד קינדר בצורת סנטה
קלאוס 160ג'
רפאלו קריסמיס כוכב קטן 40 ג קינדר קריסמס שוקולד 150ג' קינדר סורפריז סנטה בנים 75ג' פררו קריסמס רושר כוכב 37.5 ג' דופלו קריסמיס איש שלג 75ג' קיט קט קריסמיס סנטה 45 ג'
סמארטיס קריסמיס סנטה 50
ג'היידי סנטה עומד 70ג' גונץ שוקולד LOL לוח שנה 75 גרם בונ' זהב בצורת עץ מקרטון עם ממתקים 170 גרם VOBRO בונ' ירוקה בצורת עץ עם ממתקים 170 גרם VOBRO בונ' שוק' דמויות סנטה 160 גרם VOBRO
בונ' שוק'
גריזלי קריסמס 156 גרם VOBRO
בונ' אדומה משולשת בצורת עץ מקרטון עם שרי 126 גרם VOBRO בונ' בית קריסמס מקרטון עם ממתקים 200 גרם VOBRO 10 סביבון פלסטיק צבעוני 9 סמ
דן לגן 10 סביבון זהב 8.5
סמטראפל בלגי מארז כסף 150ג' טראפל בלגי מארז זהב 150ג' אירופה סוכריות מקל סבא בטעם מנטה 170 גרם אירופה סוכריות מקל סבא בטעם תות 170 גרם מונסטר גרין זירו פחית 500 מ"ל מונסטר 500 מ"ל ULTRA
מונסטר
500 מ"ל PIPELINE PUNCH
ABK מארז ממתקים לקריסמיס עגול מס' 6 300 גרם ABK מארז ממתקים לקריסמיס ידית אדומה מס' 2 300 גרם ABK מארז מתנה פעמון לקריסמיס מס' 1 200 גרם
ABK מארז ממתקים
לקריסמיס ידית ירוקה מס' 3 400 גרם
ABK מארז ממתקים יוקרתי לקריסמיס (מלאך) מס' 7 450 גרם ABK מארז ממתקים גדול לקריסמיס דגם תיק מס' 4 500 גרם
ABK מארז ממתקים ענק לקריסמיס (רכבת) מס' 5 750
גרםקיבלר קרקר שמינייה גבינה צ'דר כתום 311 גרם צ'יז איט קרקר גבינה צהובה 127 גרם מונסטר אולטרה תות 500 מ"ל מונסטר 500 מ"ל ROSSI גומי לעיסה בטעמי פירות 800 גרם בזוקה ברי 120 גרם בזוקה מיקס 120 גרם
ג'וסי
דרופ סוכריה מתפוצצת טרופי 120 גרם
בזוקה טרופי 120 גרם בזוקה פירות 120 גרם אמ אנד אמס כחול קריספי 107ג' פררו רושר קריסמיס עץ אשוח 150ג' קינדר קריסמיס סנטה עומד 110ג' הריבו דובי גומי חמוץ 175 גרם
הריבו גומי
צ'יפס חמוץ 175ג'
בייגלה ציו מקלות תפו"א 80 גרם בייגלה ציו מקלות מלוחים 100 גרם טרולי גומי ממולא תות 75 גרם טרולי גומי זחלים 150 גרם טרולי מרשמלו בננה 150 גרם טרולי מרשמלו 150 גרם
טרולי גומי ממולא 75 גרם
ENERGY BALLZטרולי גומי ממולא דובדבן קולה 75 גרם טרולי גומי ממולא מנגו 75 גרם ד"ר פפר וניל מוקצף 355 מ"ל ד"ר פפר בטעם אוכמניות 355 מ"ל פרינגלס אדובאדה צילי 158 גרם
חטיף פרינגלס דבש חרדל 158
גרםשוקולד קינדר מקסי שישייה 126 גרם קינדר קריסמיס סנטה עומד 55ג' ד"ר פפר אורגינל 355 מ"ל קלוגס קורנפלקס דגני בוקר תירס 250 גרם גונץ שוקולד לוח שנה מיקי מאוס 50 גרם
FROZEN שוקולד לוח שנה לשבור את
הקרח 50 גרם
צילינדר אייסקונפקט קריסמס 500 גרם MORITZ WAWI סנטה שקית 200 גרם WAWI סנטה קלנדר 50 גרם WAWI סנטה בודד עם כובע 80 גרם WAWI שוק' סנטה בודד עם כובע וכיס 200גר'
ריטר חלב עם
אמיצ'לי 100 גרם
חנוכיה פח זהב חנוכה שמח 25X14 סמ גוסי ממתק ג'ל בצורת עט בטעם פטל 15 גרם גוסי ממתק ג'ל בצורת עט בטעם אבטיח 15 גרם גוסי ממתק ג'ל בצורת עט בטעם תות 15 גרם
גומי דיפ מקלות עם ג'ל חמוץ
בטעם תות 30 גרם
גומי דיפ מקלות עם ג'ל חמוץ בטעם פטל 30 גרם בונבונירה דובאי 200 גרם גוסי ג'ל בקבוק חמוץ 20 גרם גוסי ג'ל סמיילי 20 גרם מארז 6 יח' תיבת אוצר פלסטיק קינדר דגנים רביעייה 94 גרם
צעצוע מכונת
מזל+סוכריותלקקן סיסי סטיקס פינגווין תות 9 גרם פרינגלס פילי סטייק גבינה 158 גרם פרינגלס הכל בייגל 158 גרם פרינגלס שמנת בצל צדר 158 גרם פרינגלס מלח וינגרייט 158 גרם פרינגלס ראנץ' 158 גרם
פרינגלס גבינה צ'דר 158
גרםקיבלר קרקר שמינייה קלאב צ'דר 311 גרם פררו קולקשיין גרנד אסורטמנט 197.8 גרם אוראו מארז וניל 12 יח' 441.6 גרם אוראו מארז גלידה 12 יח' 331.2 גרם אוראו מארז שוקו 12 יח' 441.6 גרם
אוראו מארז תות 12 יח' 441.6
גרםממתק אבקה חמוץ- מתוק בטעם תות מארז 6 יח נוטלה 200 גרם גולון טווינס ללא ת.סוכר 147ג' גולון סנדוויץ' שוקולד ל.סוכר 250ג' גולון דיאג'סטיב מוזלי 365ג' מסטיק חמוץ בטעם תות שדה 40 יחידות 328 גרם
מסטיק חמוץ
בטעם מנגו 40 יחידות 328 גרם
מסטיק חמוץ בטעמים שונים 40 יחידות 328 גרם מסטיק חמוץ בטעם דובדבן לימון פסיפלורה 40 יחידות 328 גרם בד"צ טורינו חלב 320ג' בד"צ רגוסה קלאסיק 100ג' הריבו בלוני לבבות 140 גרם
הריבו
נחשים תאומים 154 גרם
הריבו שקית 160 גרם דובי צבעוני הריבו מיקס אדומים 175 גרם הריבו כוכבים 175 גרם ריטר לבן סמרטיס 100 גרם ריטר חלב סמרטיס 100 גרם דוריטוס רוטב דיפ סלסה חריף עדין 300 גרם
דוריטוס רוטב
דיפ נאציו גבינה 280 גרם
דוריטוס רוטב דיפ סלסה חריף 300 גרם דוריטוס רוטב דיפ שמנת חמוצה ושום 280 גרם קווסט עוגיית חלבון שוקולד צ'יפסקווסט עוגיית חלבון חמאת בוטנים שוקולד צ'יפס
מארז לקקן ברבי 30 יח' 390
גרםקינדר ג'וי שלישייה 60 גרם מרשמלו 150 גר – סוניק מארז מקלות מרשמלו יאמס צבעוני 18 יח' 270 גרם מרשמלו פרחים יאמס 160 גרם מרשמלו לבבות יאמס 160 גרם מרשמלו לבבות יאמס כחול לבן 160 גרם
ממתק מרשמלו
פרחים צבעוני בטעם תות וניל 500 גרם BOULOS
ממתק מרשמלו לבבות ורוד לבן בטעם תות וניל 500 גרם BOULOS ממתק מרשמלו מסולסל BOULOSתכלת לבן בטעם תות וניל 500 גרם
ממתק מרשמלו מסולסל
BOULOSורוד לבן בטעם תות וניל 500 גרם
ממתק מרשמלו כריות ורוד,לבן בטעם תות וניל 500 גרם BOULOS ממתק מרשמלו מסולסל צבעוני BOULOSבטעם תות וניל 500 גרם פופין מרשמלו טוויסט אבטיח 120 גרם
פופין
מרשמלו טוויסט אוכמניות 120 גרם
פופין מרשמלו 3D תות שדה 100 גרם קטשופ סרירצ'ה חריף 567ג' סוכריות סודה בצורת אבן נייר ומספרים 216 גרם פס טעים בטעם תותי פרוטי עשירייה 150 גרם
לקקן שרביט הקסמים 24
גרםפס טעים בטעם תות עשירייה 150 גרם פס טעים בטעם אבטיח עשירייה 150 גרם עיד פרש דפי מנטה תות אדום 0.6 גרם לארבי מרשמלו אבטיח 180ג' לארבי מרשמלו לב 180ג' לארבי מרשמלו פרח 180ג'
הריבו מרשמלו ורוד
לבן 175ג'
הריבו מרשמלו אקזוטיק 175ג' WOW Z קלסטרס פירות 85 גרם WOW Z קלסטרס פירות יער 85 גרם שוקולד Angel hair צמר גפן עם פיסטוק 150 גרם טבלת שוקולד דובאי לבן 200 גרם
טבלת שוקולד דובאי חלב 200
גרםWOW Z רופ משפחתי פירות 100 גרם מקל סבא צבעוני 144 גרם מקל סבא כחול לבן 144 גרם מקל סבא ורוד לבן 144 גרם קלבי חטיף צ'יפס שוקולד 40 גרם גולון דיאג'סטיב תפוז 280ג' גולון באטר פליי 495ג'
לינדור חלב 600
גרםפולרטי חטיפי קרח 400 מ"ל ורוד ממרח נוטלה טבעוני 350 גרם טבלת פררו רושר שוקולד מריר 70% 90 גרם ביצת קינדר קלאסי שלישייה 60 גרם מסטיק אגוגו בטעם פירות 40 יחידות 330 גרם
ריצ סנדביץ גליל בטעם גבינה 91
גרםמרשמלו כובע כחול לבן 500 גרם מרשמלו מיני כחול פיני 500 ג מרשמלו מיני ורוד פיני 500 ג מרשמלו גולף כחול 500 גרם מרשמלו גולף אדום 500 גרם סוכריות סודה בצורת טטריס 216 גרם
סוכריות סודה בצורת כלי עבודה 216
גרםסוויטאנגו אבקה להכנת אייס קפה 250 גרם סוויטאנגו ממתיק 700 גרם סוכריות סודה בצורת חותמת 198 גרם סוכריות סודה בצורת פיצה 180 גרם מרשמלו חטיפי העמק 30 גרם ממרח תמרים 450 גרם קליית גת
שקית
ההפתעות ממתקים "חגשבי" בינוניטרנד לארבי מנגו וקשיו 28ג' טרנד לארבי תות שלם מיובש לבן 60ג' טרנד לארבי תות שלם מיובש שוקו 60ג' טרנד לארבי תות שלם מיובש מאצ'ה 60ג' מארז ממתקים שקית הפתעה טסהג'מבו
טורטילה צ'יפס בטעם גבינת נאצ'ו 100 גרם
ג'מבו טורטילה צ'יפס בטעם ברביקיו 100 גרם שקית שימחת תורה בינוניתתערובת להכנת צ'ורוס 500ג' פילסברי קרם גבינת שמנת 453 גרם פילסברי ציפוי קרמל מלוח 453ג'
פילסברי קרם
קרמל 453 גרם
פילסברי ציפוי וניל ל.ת.סוכר 454ג' ריסז רוטב ח.בוטנים 198ג' קינדר הפי היפו חמישייה 105 גרם צ'יטוס מק אנד צ'יז פליימינג הוט 160ג' הריבו קינדר מיקס 375ג' הריבו לשון תוססת ל. ג'לטין 185ג'
מסטיק מנטוס תות
שדה חמוץ 60 גרם
מסטיק מנטוס תפוח ירוק חמוץ 60 גרם אוראו עוגה סנדביץ שוקולד תפוז 88 גרם ריצ סנדביץ דאבל גבינה 67 גרם ריצ סנדביץ דאבל לימון 67 גרם ריצ סנדביץ גבינה מלוחה 67 גרם
אוראו קופסא עוגת יומולדת 97
גרםאוראו תות שדה 97 גרם אמ אנד אמס שוקו חום 363ג'- K אמ אנד אמס צהוב בוטנים 125ג' אמ אנד אמס קריספי כחול 309ג' אמ אנד אמס פאוצ' חום 125ג'- K פופפולי פופקורן 240 גרם צדר חלפיניו
פופפולי פופקורן 240 גרם
מתוק מלוחפופפולי פופקורן 240 גרם מרשמלו פופפולי פופקורן 240 גרם חמאה סינמה פופפולי פופקורן 240 גרם טבעי פופפולי פופקורן 240 גרם חמאה אורגני פופפולי פופקורן 240 גרם מלח ים
פופפולי פופקורן 240 גרם מלח ים
ופלפלפופפולי פופקורן 240 גרם קרמל מלוח פופפולי פופקורן 240 גרם צדר לבן פופפולי פופקורן 240 גרם צדר צהוב פופפולי פופקורן 240 גרם חמאה מופחת שומן פופפולי פופקורן 240 גרם חמאה
פופפולי פופקורן 240 גרם קינמון
טוסטפופפולי פופקורן 240 גרם צדר חריף נסטלה 8יח אבקת שוקו מרשמלו 193.6ג' צ'ופה צ'ופס שערות סבתא מסטיק בטעם אבטיח 11 גרם צופה צופס שערות סבתא מסטיק בטעם פירות 11 גרם לקקן ג'ל לב תות 156 גרם
לקקן
ג'ל בטעם אבטיח 156 גרם
לקקן ג'ל בטעם קולה 156 גרם לקקן בטעם גלידת שוקו קרמל 200 גרם לקקן ברווזון בטעם תות שדה 240 גרם מארז 8 יח' לקקן ברבי 80 גרם מארז לקקן בטעם גלידת תות 200 גרם לקקן ברבי 13 גרם
מייק
אנד אייק פטל כחול חמוץ 120 גרם
ROVELLI שוקולד בעיצוב דבורה פרלינים 800 גרם ROVELLI שוקולד חג שמח חום זהב חלב פרלינים 800 גרם שופר פלסטיק טבעי 22 ס"מ צלחת "8 שנה טובה - 10 יח'
צלחת "10 שנה טובה